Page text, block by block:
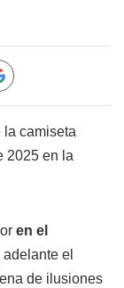
la camiseta
2025 en la
en el
el
de ilusiones